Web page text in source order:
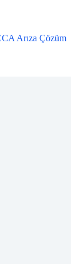
Arıza Çözüm